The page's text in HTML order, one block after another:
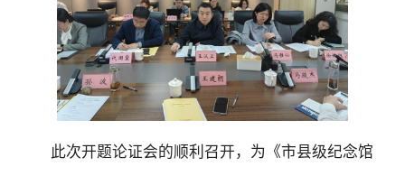
此次开题论证会的顺利召开，为《市县级纪念馆